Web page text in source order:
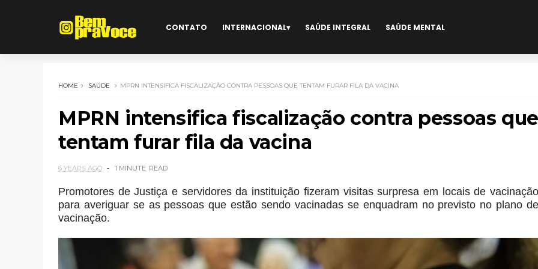
CONTATO INTERNACIONAL SAÚDE INTEGRAL SAÚDE MENTAL
HOME SAÚDE MPRN INTENSIFICA FISCALIZAÇÃO CONTRA PESSOAS QUE TENTAM FURAR FILA DA VACINA
MPRN intensifica fiscalização contra pessoas que
tentam furar fila da vacina
6 YEARS AGO 1 MINUTE READ
Promotores de Justiça e servidores da instituição fizeram visitas surpresa em locais de vacinação
para averiguar se as pessoas que estão sendo vacinadas se enquadram no previsto no plano de
vacinação.